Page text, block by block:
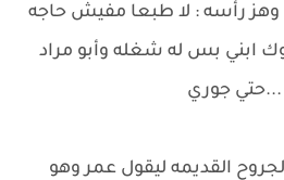
وهز رأسه : لا طبعا مفيش حاجه
ابني بس له شغله وأبو مراد
جوري
القديمه ليقول عمر وهو